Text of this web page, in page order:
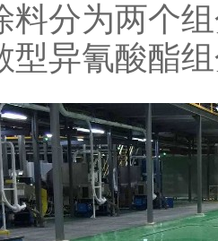
料分为两个
型异氰酸酯